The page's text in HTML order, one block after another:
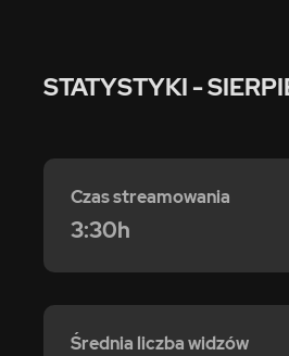
STATYSTYKI -
Czas streamowania
3:30h
Średnia liczba widzów